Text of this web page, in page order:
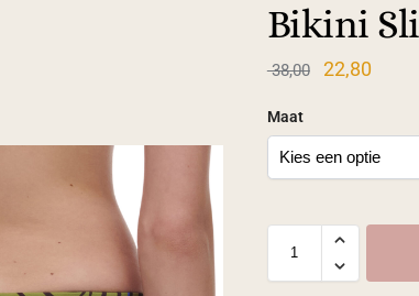
Bikini
38,00 22,80
Maat